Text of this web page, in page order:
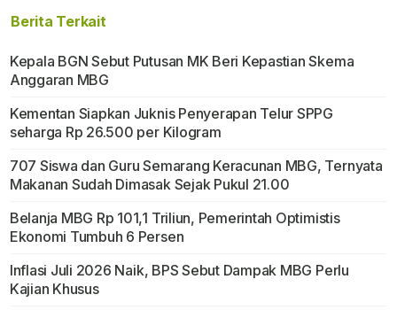
Berita Terkait
Kepala BGN Sebut Putusan MK Beri Kepastian Skema
Anggaran MBG
Kementan Siapkan Juknis Penyerapan Telur SPPG
seharga Rp 26.500 per Kilogram
707 Siswa dan Guru Semarang Keracunan MBG, Ternyata
Makanan Sudah Dimasak Sejak Pukul 21.00
Belanja MBG Rp 101,1 Triliun, Pemerintah Optimistis
Ekonomi Tumbuh 6 Persen
Inflasi Juli 2026 Naik, BPS Sebut Dampak MBG Perlu
Kajian Khusus